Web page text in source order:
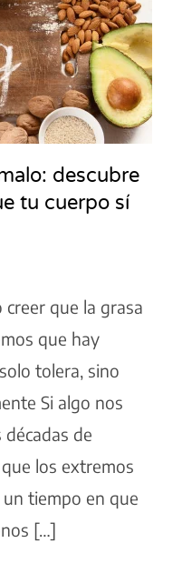
descubre
tu cuerpo sí
que la grasa
que hay
tolera, sino
Si algo nos
de
los extremos
tiempo en que
[…]